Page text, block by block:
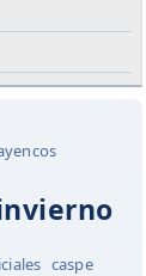
caspe